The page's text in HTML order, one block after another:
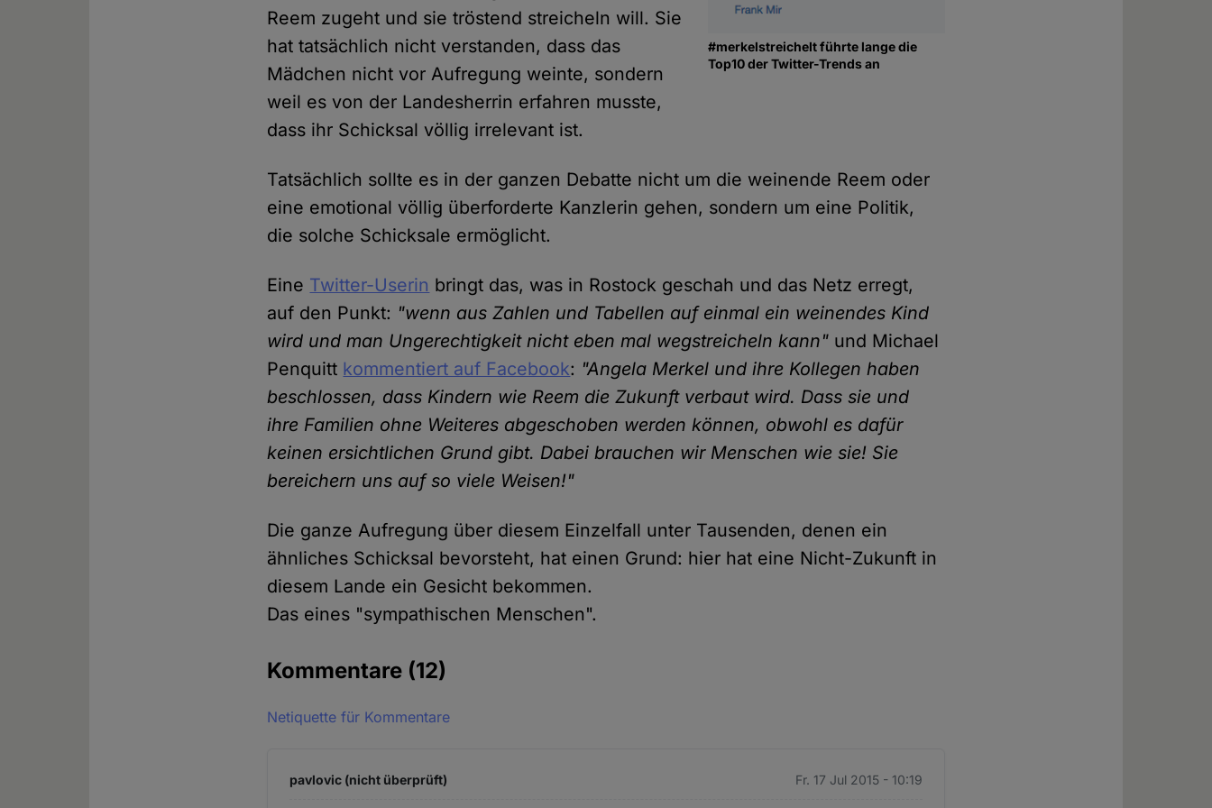
#merkelstreichelt führte lange die
Top10 der Twitter-Trends an
Reem zugeht und sie tröstend streicheln will. Sie
hat tatsächlich nicht verstanden, dass das
Mädchen nicht vor Aufregung weinte, sondern
weil es von der Landesherrin erfahren musste,
dass ihr Schicksal völlig irrelevant ist.
Tatsächlich sollte es in der ganzen Debatte nicht um die weinende Reem oder
eine emotional völlig überforderte Kanzlerin gehen, sondern um eine Politik,
die solche Schicksale ermöglicht.
Eine Twitter-Userin bringt das, was in Rostock geschah und das Netz erregt,
auf den Punkt: "wenn aus Zahlen und Tabellen auf einmal ein weinendes Kind
wird und man Ungerechtigkeit nicht eben mal wegstreicheln kann" und Michael
Penquitt kommentiert auf Facebook: "Angela Merkel und ihre Kollegen haben
beschlossen, dass Kindern wie Reem die Zukunft verbaut wird. Dass sie und
ihre Familien ohne Weiteres abgeschoben werden können, obwohl es dafür
keinen ersichtlichen Grund gibt. Dabei brauchen wir Menschen wie sie! Sie
bereichern uns auf so viele Weisen!"
Die ganze Aufregung über diesem Einzelfall unter Tausenden, denen ein
ähnliches Schicksal bevorsteht, hat einen Grund: hier hat eine Nicht-Zukunft in
diesem Lande ein Gesicht bekommen.
Das eines "sympathischen Menschen".
Kommentare (12)
Netiquette für Kommentare
pavlovic (nicht überprüft) Fr. 17 Jul 2015 - 10:19